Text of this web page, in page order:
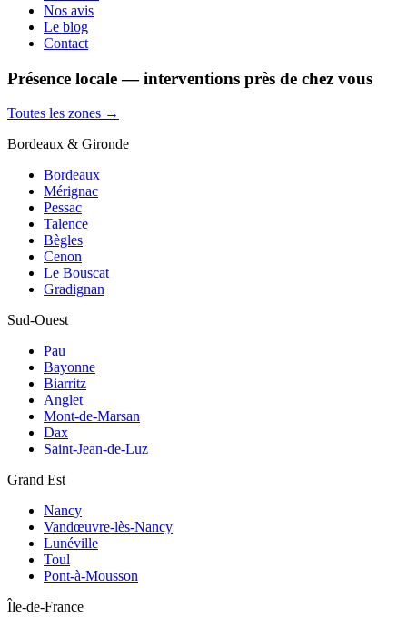
Nos avis
Le blog
Contact
Présence locale — interventions près de chez vous
Toutes les zones →
Bordeaux & Gironde
Bordeaux
Mérignac
Pessac
Talence
Bègles
Cenon
Le Bouscat
Gradignan
Sud-Ouest
Pau
Bayonne
Biarritz
Anglet
Mont-de-Marsan
Dax
Saint-Jean-de-Luz
Grand Est
Nancy
Vandœuvre-lès-Nancy
Lunéville
Toul
Pont-à-Mousson
Île-de-France